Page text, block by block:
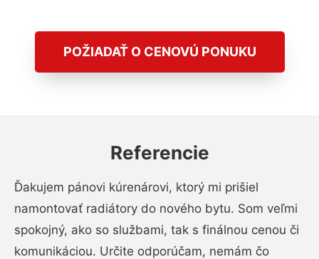
POŽIADAŤ O CENOVÚ PONUKU
Referencie
Ďakujem pánovi kúrenárovi, ktorý mi prišiel
namontovať radiátory do nového bytu. Som veľmi
spokojný, ako so službami, tak s finálnou cenou či
komunikáciou. Určite odporúčam, nemám čo